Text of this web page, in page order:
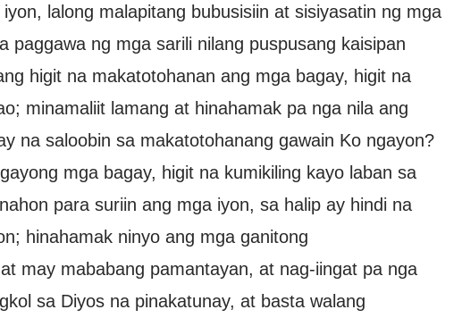
lalong malapitang bubusisiin at sisiyasatin ng mga
paggawa ng mga sarili nilang puspusang kaisipan
higit na makatotohanan ang mga bagay, higit na
minamaliit lamang at hinahamak pa nga nila ang
na saloobin sa makatotohanang gawain Ko ngayon?
mga bagay, higit na kumikiling kayo laban sa
para suriin ang mga iyon, sa halip ay hindi na
hinahamak ninyo ang mga ganitong
may mababang pamantayan, at nag-iingat pa nga
sa Diyos na pinakatunay, at basta walang